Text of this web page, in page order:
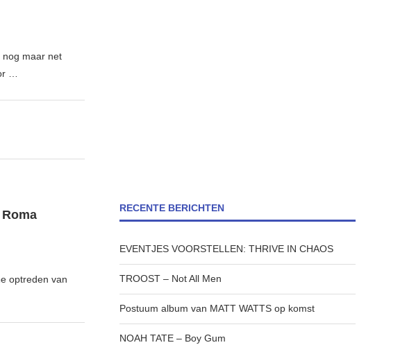
nog maar net
…
optreden van
RECENTE BERICHTEN
EVENTJES VOORSTELLEN: THRIVE IN CHAOS
TROOST – Not All Men
Postuum album van MATT WATTS op komst
NOAH TATE – Boy Gum